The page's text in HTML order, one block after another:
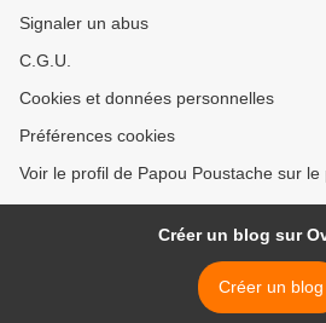
Signaler un abus
C.G.U.
Cookies et données personnelles
Préférences cookies
Voir le profil de Papou Poustache sur le
Créer un blog sur
Créer un blog